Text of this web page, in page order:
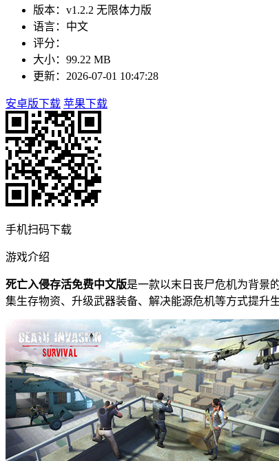
版本：v1.2.2 无限体力版
语言：中文
评分：
大小：99.22 MB
更新：2026-07-01 10:47:28
安卓版下载 苹果下载
手机扫码下载
游戏介绍
死亡入侵存活免费中文版是一款以末日丧尸危机为背景
集生存物资、升级武器装备、解决能源危机等方式提升